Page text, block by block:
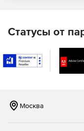
Создание
настраиваемых 3D
выбрать несколько
Статусы от
Москва